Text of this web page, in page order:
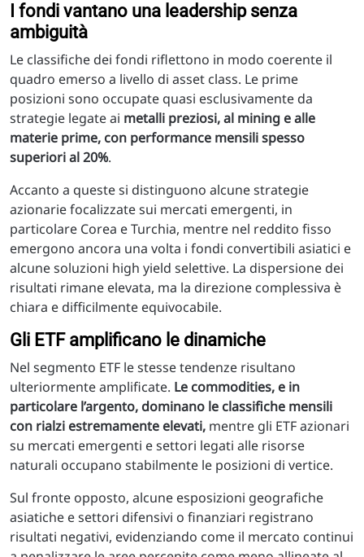
I fondi vantano una leadership senza
ambiguità
Le classifiche dei fondi riflettono in modo coerente il
quadro emerso a livello di asset class. Le prime
posizioni sono occupate quasi esclusivamente da
strategie legate ai metalli preziosi, al mining e alle
materie prime, con performance mensili spesso
superiori al 20%.
Accanto a queste si distinguono alcune strategie
azionarie focalizzate sui mercati emergenti, in
particolare Corea e Turchia, mentre nel reddito fisso
emergono ancora una volta i fondi convertibili asiatici e
alcune soluzioni high yield selettive. La dispersione dei
risultati rimane elevata, ma la direzione complessiva è
chiara e difficilmente equivocabile.
Gli ETF amplificano le dinamiche
Nel segmento ETF le stesse tendenze risultano
ulteriormente amplificate. Le commodities, e in
particolare l’argento, dominano le classifiche mensili
con rialzi estremamente elevati, mentre gli ETF azionari
su mercati emergenti e settori legati alle risorse
naturali occupano stabilmente le posizioni di vertice.
Sul fronte opposto, alcune esposizioni geografiche
asiatiche e settori difensivi o finanziari registrano
risultati negativi, evidenziando come il mercato continui